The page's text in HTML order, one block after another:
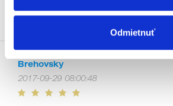
Odmietnuť
Rýchli prístup k potrebným
Brehovsky
2017-09-29 08:00:48